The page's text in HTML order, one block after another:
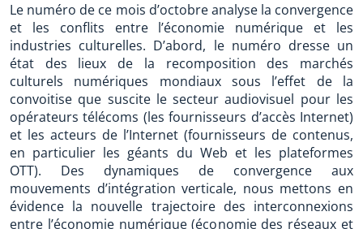
Le numéro de ce mois d’octobre analyse la convergence
et les conflits entre l’économie numérique et les
industries culturelles. D’abord, le numéro dresse un
état des lieux de la recomposition des marchés
culturels numériques mondiaux sous l’effet de la
convoitise que suscite le secteur audiovisuel pour les
opérateurs télécoms (les fournisseurs d’accès Internet)
et les acteurs de l’Internet (fournisseurs de contenus,
en particulier les géants du Web et les plateformes
OTT). Des dynamiques de convergence aux
mouvements d’intégration verticale, nous mettons en
évidence la nouvelle trajectoire des interconnexions
entre l’économie numérique (économie des réseaux et